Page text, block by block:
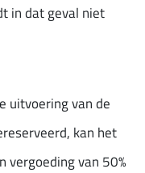
in dat geval niet
uitvoering van de
kan het
vergoeding van 50%